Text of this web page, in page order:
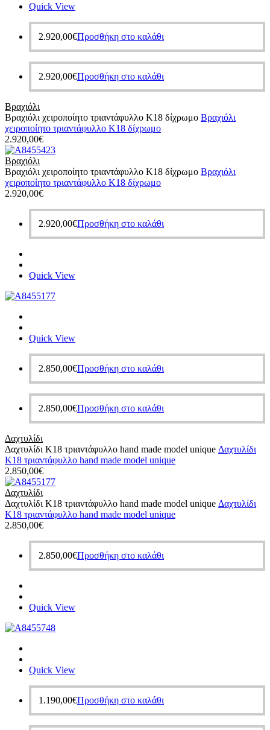
Quick View
2.920,00€Προσθήκη στο καλάθι
2.920,00€Προσθήκη στο καλάθι
Βραχιόλι
Βραχιόλι χειροποίητο τριαντάφυλλο Κ18 δίχρωμο Βραχιόλι
χειροποίητο τριαντάφυλλο Κ18 δίχρωμο
2.920,00€
Βραχιόλι
Βραχιόλι χειροποίητο τριαντάφυλλο Κ18 δίχρωμο Βραχιόλι
χειροποίητο τριαντάφυλλο Κ18 δίχρωμο
2.920,00€
2.920,00€Προσθήκη στο καλάθι
Quick View
Quick View
2.850,00€Προσθήκη στο καλάθι
2.850,00€Προσθήκη στο καλάθι
Δαχτυλίδι
Δαχτυλίδι Κ18 τριαντάφυλλο hand made model unique Δαχτυλίδι
Κ18 τριαντάφυλλο hand made model unique
2.850,00€
Δαχτυλίδι
Δαχτυλίδι Κ18 τριαντάφυλλο hand made model unique Δαχτυλίδι
Κ18 τριαντάφυλλο hand made model unique
2.850,00€
2.850,00€Προσθήκη στο καλάθι
Quick View
Quick View
1.190,00€Προσθήκη στο καλάθι